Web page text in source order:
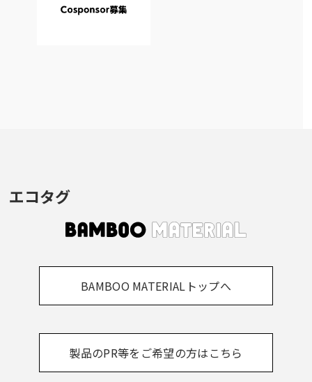
エコタグ
BAMBOO MATERIALトップへ
製品のPR等をご希望の方はこちら